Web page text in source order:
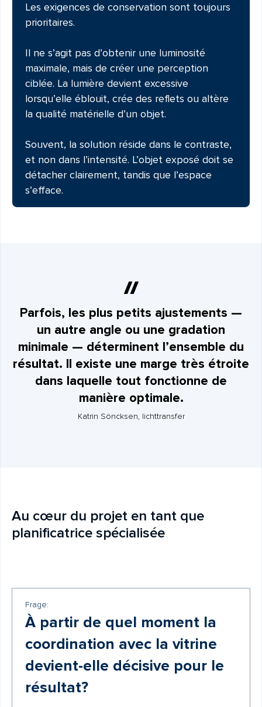
Les exigences de conservation sont toujours
prioritaires.
Il ne s’agit pas d’obtenir une luminosité
maximale, mais de créer une perception
ciblée. La lumière devient excessive
lorsqu’elle éblouit, crée des reflets ou altère
la qualité matérielle d’un objet.
Souvent, la solution réside dans le contraste,
et non dans l’intensité. L’objet exposé doit se
détacher clairement, tandis que l’espace
s’efface.
Parfois, les plus petits ajustements —
un autre angle ou une gradation
minimale — déterminent l’ensemble du
résultat. Il existe une marge très étroite
dans laquelle tout fonctionne de
manière optimale.
Katrin Söncksen, lichttransfer
Au cœur du projet en tant que
planificatrice spécialisée
Frage:
À partir de quel moment la
coordination avec la vitrine
devient-elle décisive pour le
résultat?